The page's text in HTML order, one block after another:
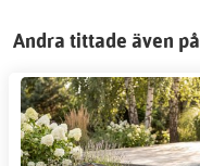
Andra tittade även på